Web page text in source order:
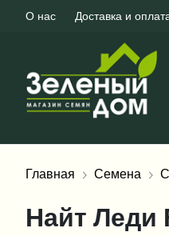
О нас Доставка и
Главная Семена
Найт Леди